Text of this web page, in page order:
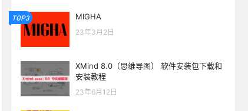
TOP3 MIGHA
23年3月2日
XMind 8.0（思维导图） 软件安装包下载和
安装教程
23年6月12日